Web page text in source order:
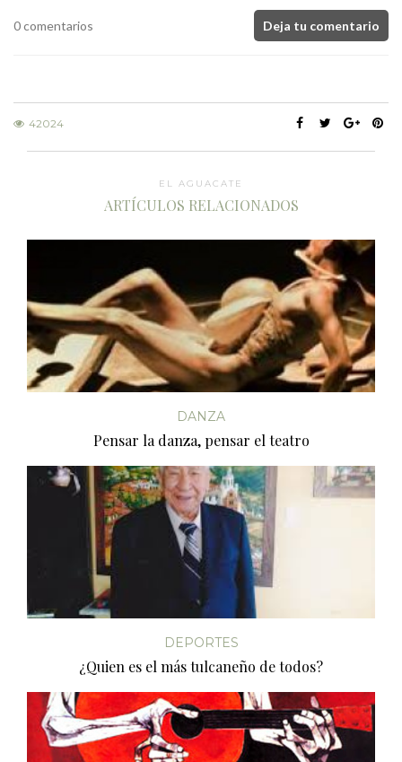
0 comentarios Deja tu comentario
42024
EL AGUACATE
ARTÍCULOS RELACIONADOS
DANZA
Pensar la danza, pensar el teatro
DEPORTES
¿Quien es el más tulcaneño de todos?